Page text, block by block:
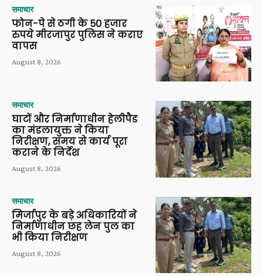
समाचार
फोन-पे से ठगी के 50 हजार
रुपये मीरजापुर पुलिस ने कराए
वापस
August 8, 2026
समाचार
घाटों और निर्माणाधीन हेलीपैड
का मंडलायुक्त ने किया
निरीक्षण, समय से कार्य पूरा
कराने के निर्देश
August 8, 2026
समाचार
मिर्जापुर के बड़े अधिकारियों ने
निर्माणाधीन छह लेन पुल का
भी किया निरीक्षण
August 8, 2026